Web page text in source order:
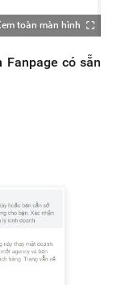
toàn màn hình
Fanpage có sẵn